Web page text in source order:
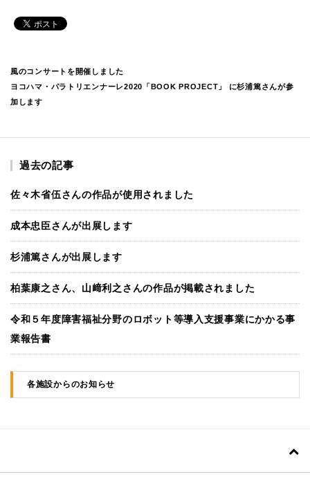
風のコンサートを開催しました
ヨコハマ・パラトリエンナーレ2020「BOOK PROJECT」 に杉浦篤さんが参
加します
過去の記事
佐々木省伍さんの作品が使用されました
成本忠臣さんが出展します
杉浦篤さんが出展します
柏葉康之さん、山﨑利之さんの作品が掲載されました
令和５年度障害福祉分野のロボット等導入支援事業にかかる事
業報告書
各施設からのお知らせ